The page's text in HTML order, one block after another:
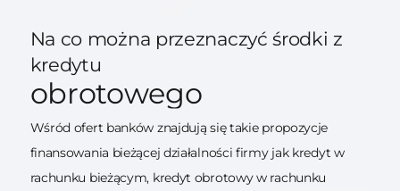
Na co można przeznaczyć środki z
kredytu
obrotowego
Wśród ofert banków znajdują się takie propozycje
finansowania bieżącej działalności firmy jak kredyt w
rachunku bieżącym, kredyt obrotowy w rachunku